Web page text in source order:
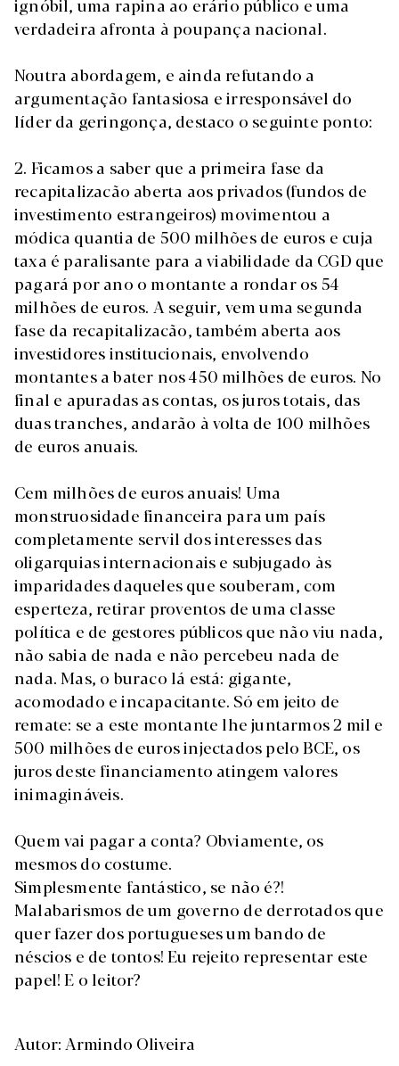
verdadeira afronta à poupança nacional.
Noutra abordagem, e ainda refutando a
argumentação fantasiosa e irresponsável do
líder da geringonça, destaco o seguinte ponto:
2. Ficamos a saber que a primeira fase da
recapitalizacão aberta aos privados (fundos de
investimento estrangeiros) movimentou a
módica quantia de 500 milhões de euros e cuja
taxa é paralisante para a viabilidade da CGD que
pagará por ano o montante a rondar os 54
milhões de euros. A seguir, vem uma segunda
fase da recapitalizacão, também aberta aos
investidores institucionais, envolvendo
montantes a bater nos 450 milhões de euros. No
final e apuradas as contas, os juros totais, das
duas tranches, andarão à volta de 100 milhões
de euros anuais.
Cem milhões de euros anuais! Uma
monstruosidade financeira para um país
completamente servil dos interesses das
oligarquias internacionais e subjugado às
imparidades daqueles que souberam, com
esperteza, retirar proventos de uma classe
política e de gestores públicos que não viu nada,
não sabia de nada e não percebeu nada de
nada. Mas, o buraco lá está: gigante,
acomodado e incapacitante. Só em jeito de
remate: se a este montante lhe juntarmos 2 mil e
500 milhões de euros injectados pelo BCE, os
juros deste financiamento atingem valores
inimagináveis.
Quem vai pagar a conta? Obviamente, os
mesmos do costume.
Simplesmente fantástico, se não é?!
Malabarismos de um governo de derrotados que
quer fazer dos portugueses um bando de
néscios e de tontos! Eu rejeito representar este
papel! E o leitor?
Autor: Armindo Oliveira